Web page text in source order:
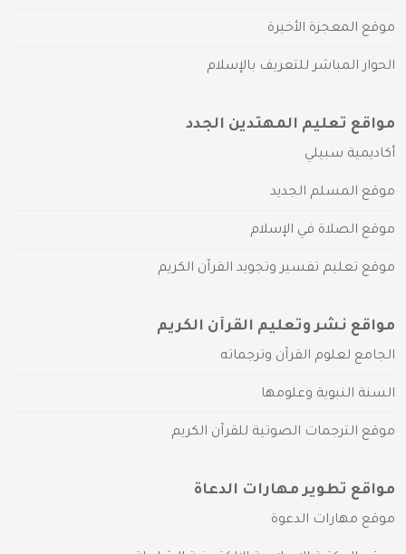
موقع المعجزة الأخيرة
الحوار المباشر للتعريف بالإسلام
مواقع تعليم المهتدين الجدد
أكاديمية سبيلي
موقع المسلم الجديد
موقع الصلاة في الإسلام
موقع تعليم تفسير وتجويد القرآن الكريم
مواقع نشر وتعليم القرآن الكريم
الجامع لعلوم القرآن وترجماته
السنة النبوية وعلومها
موقع الترجمات الصوتية للقرآن الكريم
مواقع تطوير مهارات الدعاة
موقع مهارات الدعوة